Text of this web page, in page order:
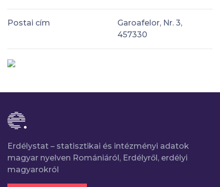
Postai cím
Garoafelor, Nr. 3,
457330
Erdélystat – statisztikai és intézményi adatok
magyar nyelven Romániáról, Erdélyről, erdélyi
magyarokról